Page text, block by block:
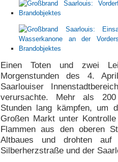
Einen Toten und zwei
Morgenstunden des 4.
Saarlouiser
verursachte. Mehr als 200
Stunden lang kämpfen, um
Großen Markt unter
Flammen aus den oberen
Altbaues und drohten auf
Silberherzstraße und der